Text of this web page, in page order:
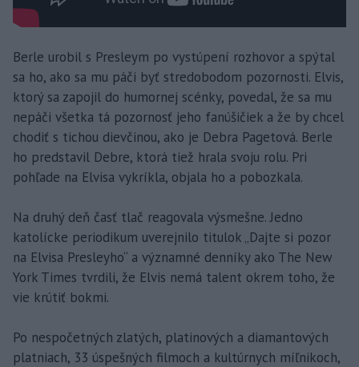
Berle urobil s Presleym po vystúpení rozhovor a spýtal
sa ho, ako sa mu páči byť stredobodom pozornosti. Elvis,
ktorý sa zapojil do humornej scénky, povedal, že sa mu
nepáči všetka tá pozornosť jeho fanúšičiek a že by chcel
chodiť s tichou dievčinou, ako je Debra Pagetová. Berle
ho predstavil Debre, ktorá tiež hrala svoju rolu. Pri
pohľade na Elvisa vykríkla, objala ho a pobozkala.
Na druhý deň časť tlač reagovala výsmešne. Jedno
katolícke periodikum uverejnilo titulok „Dajte si pozor
na Elvisa Presleyho“ a významné denníky ako The New
York Times tvrdili, že Elvis nemá talent okrem toho, že
vie krútiť bokmi.
Po nespočetných zlatých, platinových a diamantových
platniach, 33 úspešných filmoch a kultúrnych míľnikoch,